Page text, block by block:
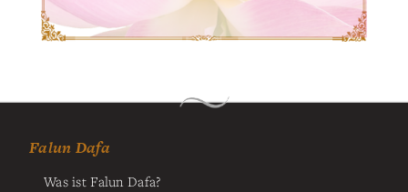
Falun Dafa
Was ist Falun Dafa?